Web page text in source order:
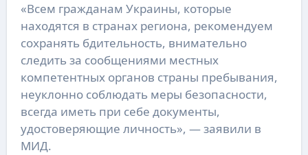
«Всем гражданам Украины, которые
находятся в странах региона, рекомендуем
сохранять бдительность, внимательно
следить за сообщениями местных
компетентных органов страны пребывания,
неуклонно соблюдать меры безопасности,
всегда иметь при себе документы,
удостоверяющие личность», — заявили в
МИД.